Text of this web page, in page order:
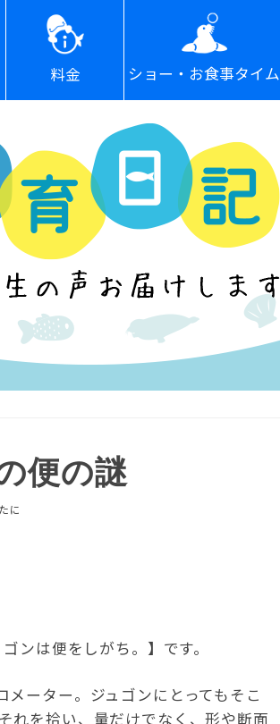
料金 ショー・お食事タイム
便の謎
に
ンは便をしがち。】です。
ーター。ジュゴンにとってもそこ
れを拾い、量だけでなく、形や断面